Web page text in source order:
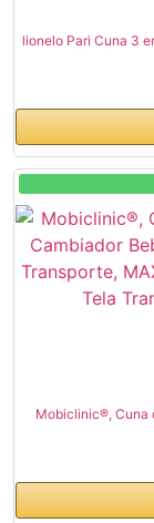
lionelo Pari Cuna 3
Mobiclinic®, Cuna